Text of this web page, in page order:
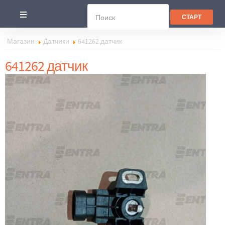
Магазин Датчики 641262 датчик
641262 датчик